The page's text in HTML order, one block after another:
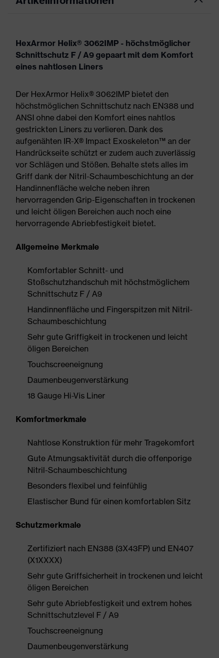
HexArmor Helix® 3062IMP - höchstmöglicher
Schnittschutz F / A9 gepaart mit dem Komfort
eines nahtlosen Liners
Der HexArmor Helix® 3062IMP bietet den
höchstmöglichen Schnittschutz nach EN388 und
ANSI ohne dabei den Komfort eines nahtlos
gestrickten Liners zu verlieren. Dank des
aufgenähten IR-X® Impact Exoskeleton™ an der
Handrückseite schützt er zudem auch zuverlässig
vor Schlägen und Stößen. Behalte stets alles im
Griff dank der Nitril-Schaumbeschichtung an der
Handinnenfläche welche neben ihren
hervorragenden Grip-Eigenschaften in trockenen
und leicht öligen Bereichen auch noch eine
hervorragende Abriebfestigkeit bietet.
Allgemeine Merkmale
Komfortabler Schnitt- und
Stoßschutzhandschuh mit höchstmöglichem
Schnittschutz F / A9
Handinnenfläche und Fingerspitzen mit Nitril-
Schaumbeschichtung
Sehr gute Griffigkeit in trockenen und leicht
öligen Bereichen
Touchscreeneignung
Daumenbeugenverstärkung
18 Gauge Hi-Vis Liner
Komfortmerkmale
Nahtlose Konstruktion für mehr Tragekomfort
Gute Atmungsaktivität durch die offenporige
Nitril-Schaumbeschichtung
Besonders flexibel und feinfühlig
Elastischer Bund für einen komfortablen Sitz
Schutzmerkmale
Zertifiziert nach EN388 (3X43FP) und EN407
(X1XXXX)
Sehr gute Griffsicherheit in trockenen und leicht
öligen Bereichen
Sehr gute Abriebfestigkeit und extrem hohes
Schnittschutzlevel F / A9
Touchscreeneignung
Daumenbeugenverstärkung